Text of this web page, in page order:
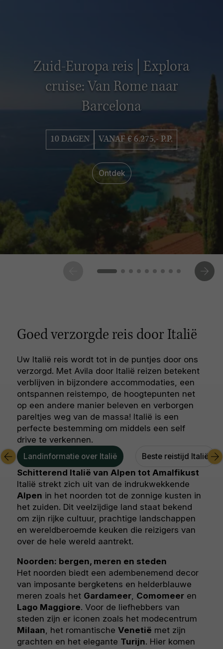
Zuid-Europa reis | Explora
cruise: Van Rome naar
Barcelona
10 DAGEN VANAF € 6.275,- P.P.
Ontdek
Goed verzorgde reis door Italië
Uw Italië reis wordt tot in de puntjes door ons
verzorgd. Met Avila door Italië reizen betekent
verblijven in bijzondere accommodaties, een
ontspannen reistempo, de hoogtepunten net
op een andere manier beleven en verborgen
pareltjes weg van de massa! Italië is een
perfecte bestemming om middels een self
drive te verkennen.
Landinformatie over Italië Beste reistijd Italië
Schitterend Italië van Alpen tot Amalfikust
Italië strekt zich uit van de indrukwekkende
Alpen in het noorden tot de zonnige kusten in
het zuiden. Dit veelzijdige land staat bekend
om zijn rijke cultuur, prachtige landschappen
en wereldberoemde keuken die reizigers van
over de hele wereld aantrekt.
Noorden: bergen, meren en steden
Het noorden biedt een adembenemend decor
van imposante bergketens en helderblauwe
meren zoals het Gardameer, Comomeer en
Lago Maggiore. Voor de liefhebbers van
steden zijn er iconen zoals het modecentrum
Milaan, het romantische Venetië met zijn
grachten en het elegante Turijn. Hier komen